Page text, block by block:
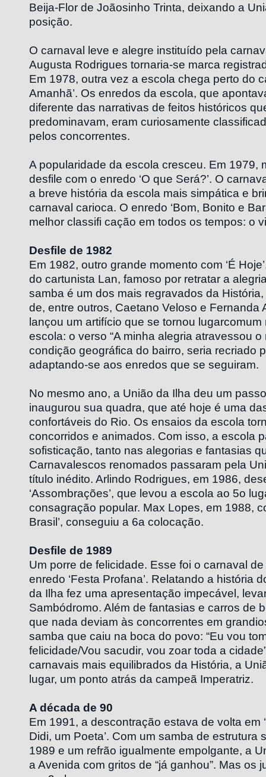
Beija-Flor de Joãosinho Trinta, deixando a
posição.
O carnaval leve e alegre instituído pela
Augusta Rodrigues tornaria-se marca
Em 1978, outra vez a escola chega perto do
Amanhã’. Os enredos da escola, que
diferente das narrativas de feitos históricos
predominavam, eram curiosamente
pelos concorrentes.
A popularidade da escola cresceu. Em 1979,
desfile com o enredo ‘O que Será?’. O
a breve história da escola mais simpática e
carnaval carioca. O enredo ‘Bom, Bonito e
melhor classifi cação em todos os tempos: o
Desfile de 1982
Em 1982, outro grande momento com ‘É
do cartunista Lan, famoso por retratar a
samba é um dos mais regravados da
de, entre outros, Caetano Veloso e Fernanda
lançou um artifício que se tornou
escola: o verso “A minha alegria atravessou o
condição geográfica do bairro, seria recriado
adaptando-se aos enredos que se seguiram.
No mesmo ano, a União da Ilha deu um
inaugurou sua quadra, que até hoje é uma
confortáveis do Rio. Os ensaios da escola
concorridos e animados. Com isso, a escola
sofisticação, tanto nas alegorias e fantasias
Carnavalescos renomados passaram pela
título inédito. Arlindo Rodrigues, em 1986,
‘Assombrações’, que levou a escola ao 5o
consagração popular. Max Lopes, em 1988,
Brasil’, conseguiu a 6a colocação.
Desfile de 1989
Um porre de felicidade. Esse foi o carnaval
enredo ‘Festa Profana’. Relatando a história
da Ilha fez uma apresentação impecável,
Sambódromo. Além de fantasias e carros de
que nada deviam às concorrentes em
samba que caiu na boca do povo: “Eu vou
felicidade/Vou sacudir, vou zoar toda a
carnavais mais equilibrados da História, a
lugar, um ponto atrás da campeã Imperatriz.
A década de 90
Em 1991, a descontração estava de volta em
Didi, um Poeta’. Com um samba de estrutura
1989 e um refrão igualmente empolgante, a
a Avenida com gritos de “já ganhou”. Mas os